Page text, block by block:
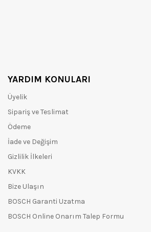
YARDIM KONULARI
Üyelik
Sipariş ve Teslimat
Ödeme
İade ve Değişim
Gizlilik İlkeleri
KVKK
Bize Ulaşın
BOSCH Garanti Uzatma
BOSCH Online Onarım Talep Formu